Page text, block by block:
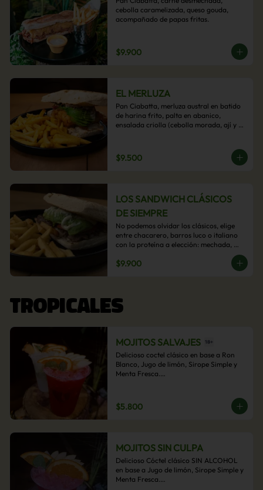
cebolla caramelizada, queso gouda,
acompañado de papas fritas.
$9.900
EL MERLUZA
Pan Ciabatta, merluza austral en batido
de harina frito, palta en abanico,
ensalada criolla (cebolla morada, ají y
$9.500
LOS SANDWICH CLÁSICOS
DE SIEMPRE
No podemos olvidar los clásicos, elige
entre chacarero, barros luco o italiano
con la proteína a elección: mechada,
acompañamiento de papas fritas.
$9.900
TROPICALES
MOJITOS SALVAJES
Delicioso coctel clásico en base a Ron
Blanco, Jugo de limón, Sirope Simple y
Menta Fresca.
$5.800
MOJITOS SIN CULPA
Delicioso Cóctel clásico SIN ALCOHOL
en base a Jugo de limón, Sirope Simple y
Menta Fresca.